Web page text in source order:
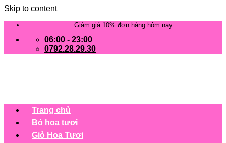
Skip to content
Giảm giá 10% đơn hàng hôm nay
06:00 - 23:00
0792.28.29.30
Trang chủ
Bó hoa tươi
Giỏ Hoa Tươi